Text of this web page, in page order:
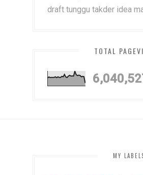
draft tunggu takder idea
TOTAL
MY